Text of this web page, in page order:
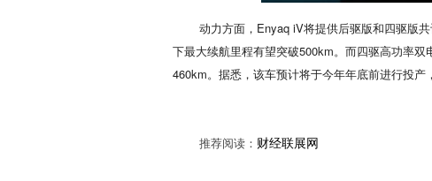
动力方面，Enyaq iV将提供后驱版和四驱版
下最大续航里程有望突破500km。而四驱高功率
460km。据悉，该车预计将于今年年底前进行投产
推荐阅读： 财经联展网